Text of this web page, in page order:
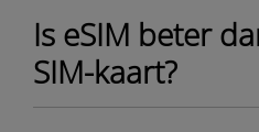
Is eSIM beter
SIM-kaart?